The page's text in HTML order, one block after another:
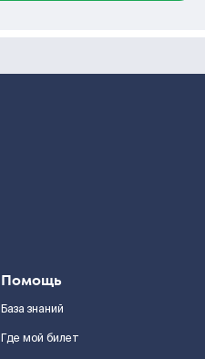
Помощь
База знаний
Где мой билет